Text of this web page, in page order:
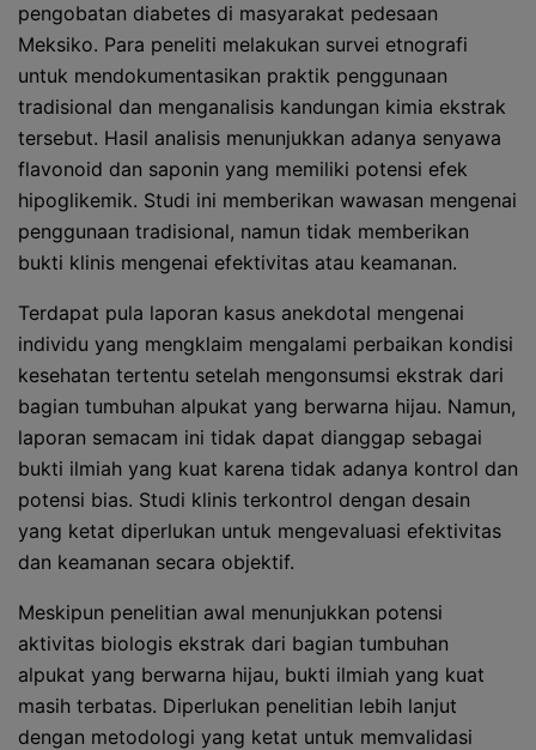
pengobatan diabetes di masyarakat pedesaan
Meksiko. Para peneliti melakukan survei etnografi
untuk mendokumentasikan praktik penggunaan
tradisional dan menganalisis kandungan kimia ekstrak
tersebut. Hasil analisis menunjukkan adanya senyawa
flavonoid dan saponin yang memiliki potensi efek
hipoglikemik. Studi ini memberikan wawasan mengenai
penggunaan tradisional, namun tidak memberikan
bukti klinis mengenai efektivitas atau keamanan.
Terdapat pula laporan kasus anekdotal mengenai
individu yang mengklaim mengalami perbaikan kondisi
kesehatan tertentu setelah mengonsumsi ekstrak dari
bagian tumbuhan alpukat yang berwarna hijau. Namun,
laporan semacam ini tidak dapat dianggap sebagai
bukti ilmiah yang kuat karena tidak adanya kontrol dan
potensi bias. Studi klinis terkontrol dengan desain
yang ketat diperlukan untuk mengevaluasi efektivitas
dan keamanan secara objektif.
Meskipun penelitian awal menunjukkan potensi
aktivitas biologis ekstrak dari bagian tumbuhan
alpukat yang berwarna hijau, bukti ilmiah yang kuat
masih terbatas. Diperlukan penelitian lebih lanjut
dengan metodologi yang ketat untuk memvalidasi